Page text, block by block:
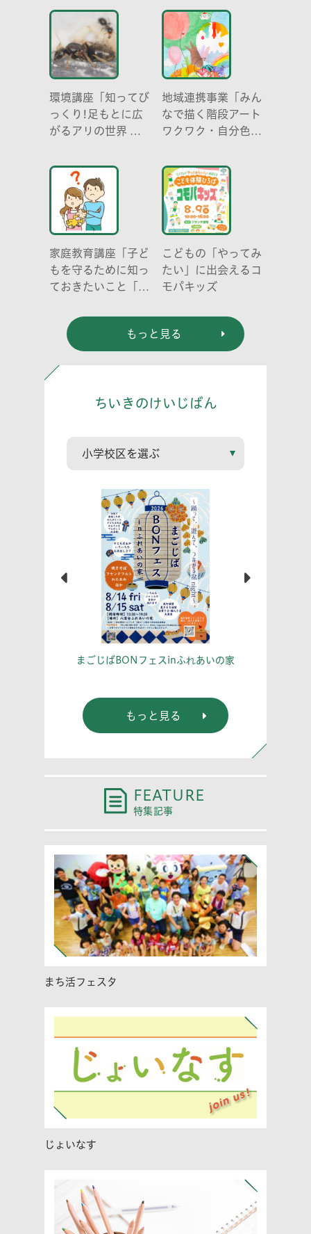
らだ～
環境講座「知ってび
っくり!足もとに広
がるアリの世界 ア
成り立ち、生態系に
おける役割」
地域連携事業「みん
なで描く階段アート
ワクワク・自分色の
家庭教育講座「子ど
もを守るために知っ
ておきたいこと「プ
どう伝える? (幼児
編)」
こどもの「やってみ
たい」に出会えるコ
モパキッズ
もっと見る
ちいきのけいじばん
まごじばBONフェスinふれあいの家
もっと見る
FEATURE
特集記事
まち活フェスタ
じょいなす